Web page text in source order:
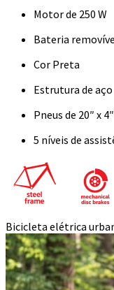
Motor de 250 W
Bateria
Cor Preta
Estrutura de aço
Pneus de 20″ x 4″
5 níveis de
Bicicleta elétrica